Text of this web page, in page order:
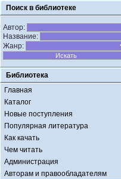
Поиск в библиотеке
Автор:
Название:
Жанр:
Библиотека
Главная
Каталог
Новые поступления
Популярная литература
Как качать
Чем читать
Администрация
Авторам и правообладателям